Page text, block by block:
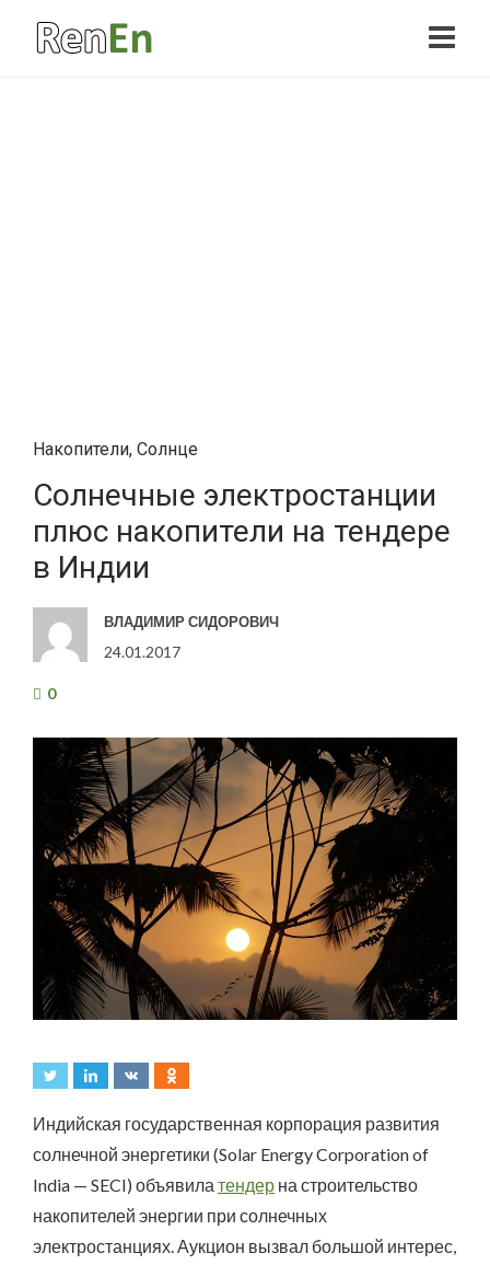
Накопители, Солнце
Солнечные электростанции
плюс накопители на тендере
в Индии
ВЛАДИМИР СИДОРОВИЧ
24.01.2017
0
Индийская государственная корпорация развития
солнечной энергетики (Solar Energy Corporation of
India — SECI) объявила тендер на строительство
накопителей энергии при солнечных
электростанциях. Аукцион вызвал большой интерес,